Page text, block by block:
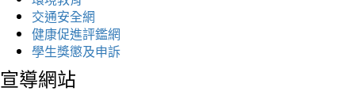
交通安全網
健康促進評鑑網
學生獎懲及申訴
宣導網站